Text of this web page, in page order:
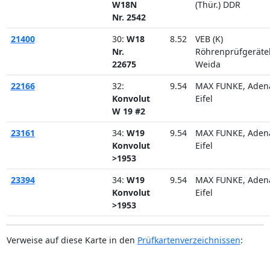
W18N
Nr. 2542
(Thür.) DDR
21400 30: W18
Nr.
22675
8.52
VEB (K)
Weida
22166
32:
Konvolut
W 19 #2
9.54
MAX FUNKE,
Eifel
23161 34: W19
Konvolut
>1953
9.54
MAX FUNKE,
Eifel
23394 34: W19
Konvolut
>1953
9.54
MAX FUNKE,
Eifel
Verweise auf diese Karte in den Prüfkartenverzeichnissen: